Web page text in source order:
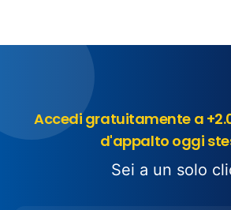
Accedi gratuitamente a
d'appalto oggi
Sei a un solo